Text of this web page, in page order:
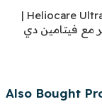
Heliocare Ultra-D Oral Capsules Sunblock |
مع فيتامين دي
Also Bought